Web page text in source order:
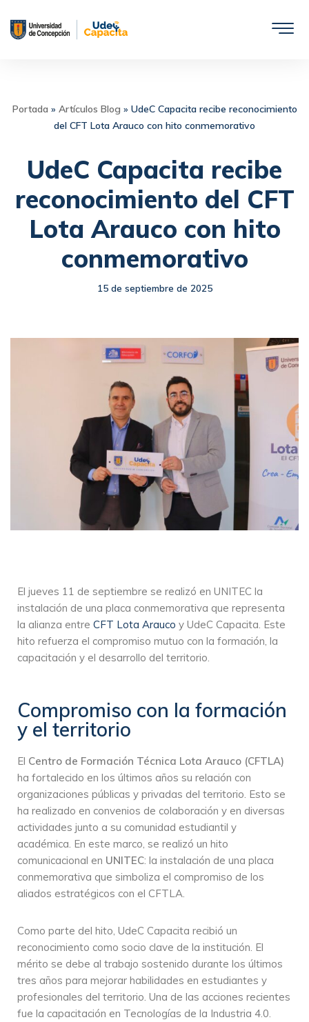
Saltar
Portada » Artículos Blog » UdeC Capacita recibe reconocimiento
del CFT Lota Arauco con hito conmemorativo
UdeC Capacita recibe
reconocimiento del CFT
Lota Arauco con hito
conmemorativo
15 de septiembre de 2025
El jueves 11 de septiembre se realizó en UNITEC la
instalación de una placa conmemorativa que representa
la alianza entre CFT Lota Arauco y UdeC Capacita. Este
hito refuerza el compromiso mutuo con la formación, la
capacitación y el desarrollo del territorio.
Compromiso con la formación
y el territorio
El Centro de Formación Técnica Lota Arauco (CFTLA)
ha fortalecido en los últimos años su relación con
organizaciones públicas y privadas del territorio. Esto se
ha realizado en convenios de colaboración y en diversas
actividades junto a su comunidad estudiantil y
académica. En este marco, se realizó un hito
comunicacional en UNITEC: la instalación de una placa
conmemorativa que simboliza el compromiso de los
aliados estratégicos con el CFTLA.
Como parte del hito, UdeC Capacita recibió un
reconocimiento como socio clave de la institución. El
mérito se debe al trabajo sostenido durante los últimos
tres años para mejorar habilidades en estudiantes y
profesionales del territorio. Una de las acciones recientes
fue la capacitación en Tecnologías de la Industria 4.0.